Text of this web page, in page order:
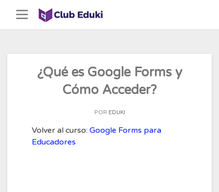
content
¿Qué es Google Forms y
Cómo Acceder?
POR EDUKI
Volver al curso: Google Forms para
Educadores